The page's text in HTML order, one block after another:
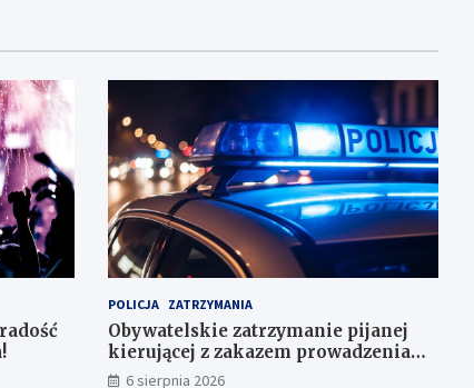
POLICJA ZATRZYMANIA
Obywatelskie zatrzymanie pijanej
kierującej z zakazem prowadzenia
auta6 sierpnia 2026